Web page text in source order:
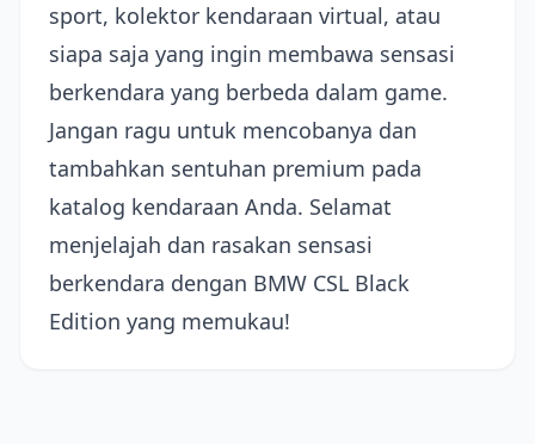
sport, kolektor kendaraan virtual, atau
siapa saja yang ingin membawa sensasi
berkendara yang berbeda dalam game.
Jangan ragu untuk mencobanya dan
tambahkan sentuhan premium pada
katalog kendaraan Anda. Selamat
menjelajah dan rasakan sensasi
berkendara dengan BMW CSL Black
Edition yang memukau!